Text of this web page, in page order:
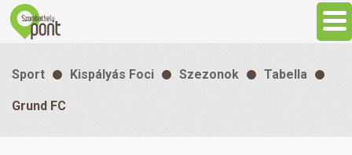
Programok
Sport Kispályás Foci Szezonok Tabella
Grund FC